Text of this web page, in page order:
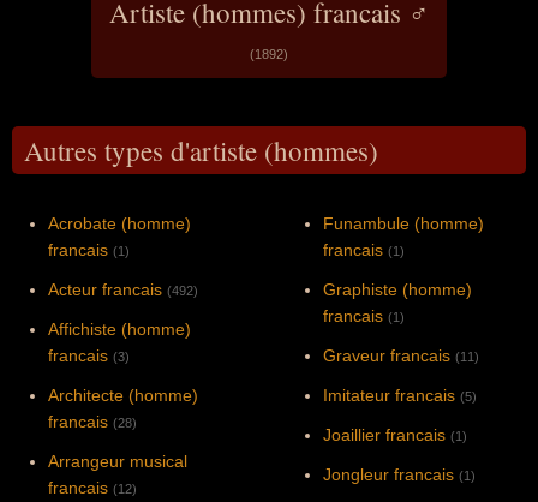
Artiste (hommes) francais ♂
(1892)
Autres types d'artiste (hommes)
Acrobate (homme)
francais (1)
Acteur francais (492)
Affichiste (homme)
francais (3)
Architecte (homme)
francais (28)
Arrangeur musical
francais (12)
Funambule (homme)
francais (1)
Graphiste (homme)
francais (1)
Graveur francais (11)
Imitateur francais (5)
Joaillier francais (1)
Jongleur francais (1)